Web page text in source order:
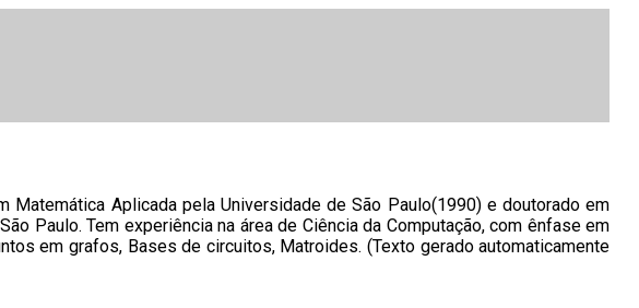
Aplicada pela Universidade de São Paulo(1990) e doutorado em
Paulo. Tem experiência na área de Ciência da Computação, com ênfase em
em grafos, Bases de circuitos, Matroides. (Texto gerado automaticamente